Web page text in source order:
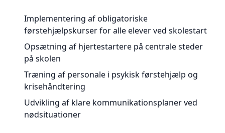
Implementering af obligatoriske
førstehjælpskurser for alle elever ved skolestart
Opsætning af hjertestartere på centrale steder
på skolen
Træning af personale i psykisk førstehjælp og
krisehåndtering
Udvikling af klare kommunikationsplaner ved
nødsituationer